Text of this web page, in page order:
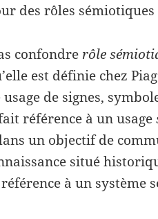
des rôles
confondre rôle
est définie chez
de signes,
référence à un usage
un objectif de
situé
à un système